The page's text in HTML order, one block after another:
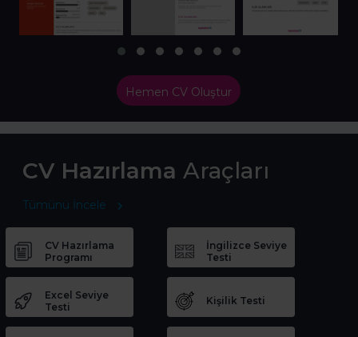
Hemen CV Oluştur
CV Hazırlama Araçları
Tümünü İncele
CV Hazırlama
Programı
İngilizce Seviye
Testi
Excel Seviye
Testi
Kişilik Testi